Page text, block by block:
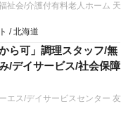
祉会/介護付有料老人ホーム 天
/ 北海道
から可」調理スタッフ/無
/デイサービス/社会保障
エス/デイサービスセンター 友